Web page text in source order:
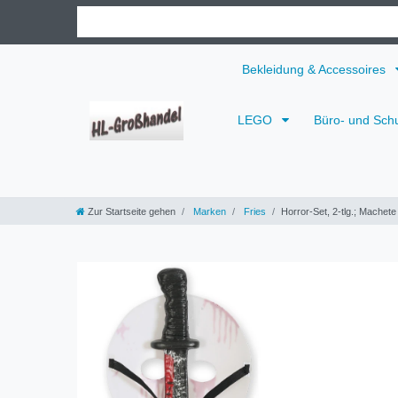
Bekleidung & Accessoires
LEGO Büro- und
Zur Startseite gehen Marken Fries Horror-Set, 2-tlg.;